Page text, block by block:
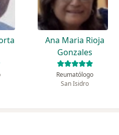
Ana Maria Rioja
Gonzales
Reumatólogo
San Isidro